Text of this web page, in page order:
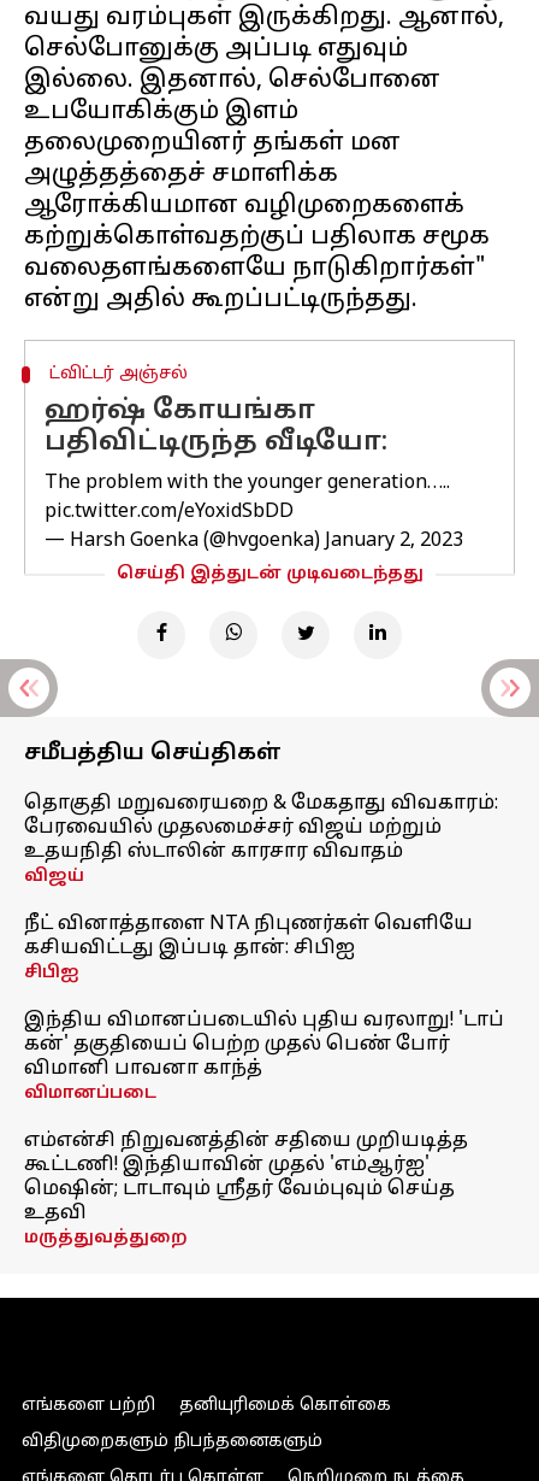
வயது வரம்புகள் இருக்கிறது. ஆனால்,
செல்போனுக்கு அப்படி எதுவும்
இல்லை. இதனால், செல்போனை
உபயோகிக்கும் இளம்
தலைமுறையினர் தங்கள் மன
அழுத்தத்தைச் சமாளிக்க
ஆரோக்கியமான வழிமுறைகளைக்
கற்றுக்கொள்வதற்குப் பதிலாக சமூக
வலைதளங்களையே நாடுகிறார்கள்"
ட்விட்டர் அஞ்சல்
ஹர்ஷ் கோயங்கா
பதிவிட்டிருந்த வீடியோ:
The problem with the younger generation…..
pic.twitter.com/eYoxidSbDD
— Harsh Goenka (@hvgoenka) January 2, 2023
செய்தி இத்துடன் முடிவடைந்தது
சமீபத்திய செய்திகள்
தொகுதி மறுவரையறை & மேகதாது விவகாரம்:
பேரவையில் முதலமைச்சர் விஜய் மற்றும்
உதயநிதி ஸ்டாலின் காரசார விவாதம்
விஜய்
நீட் வினாத்தாளை NTA நிபுணர்கள் வெளியே
கசியவிட்டது இப்படி தான்: சிபிஐ
சிபிஐ
இந்திய விமானப்படையில் புதிய வரலாறு! 'டாப்
கன்' தகுதியைப் பெற்ற முதல் பெண் போர்
விமானி பாவனா காந்த்
விமானப்படை
எம்என்சி நிறுவனத்தின் சதியை முறியடித்த
கூட்டணி! இந்தியாவின் முதல் 'எம்ஆர்ஐ'
மெஷின்; டாடாவும் ஸ்ரீதர் வேம்புவும் செய்த
உதவி
மருத்துவத்துறை
எங்களை பற்றி
தனியுரிமைக் கொள்கை
விதிமுறைகளும் நிபந்தனைகளும்